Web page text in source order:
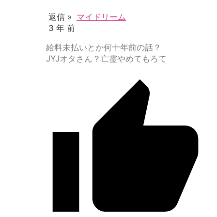
返信 » マイドリーム
3 年 前
給料未払いとか何十年前の話？
JYJオタさん？亡霊やめてもろて